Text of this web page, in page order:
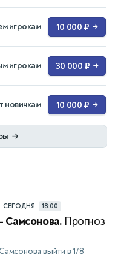
игрокам 10 000 ₽ →
игрокам 30 000 ₽ →
новичкам 10 000 ₽ →
→
СЕГОДНЯ 18:00
Самсонова. Прогноз
выйти в 1/8